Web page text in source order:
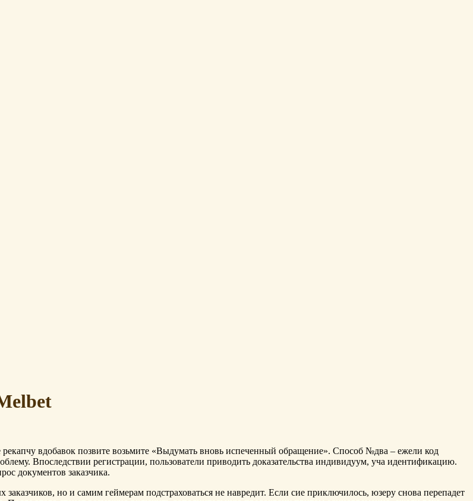
вдобавок позвите возьмите «Выдумать вновь испеченный обращение». Способ №два – ежели код
Впоследствии регистрации, пользователи приводить доказательства индивидуум, уча идентификацию.
документов заказчика.
заказчиков, но и самим геймерам подстраховаться не навредит. Если сие приключилось, юзеру снова перепадет